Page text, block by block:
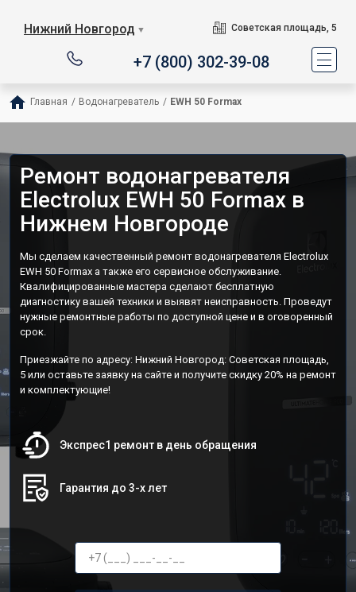
Нижний Новгород ▼ Советская площадь, 5
+7 (800) 302-39-08
Главная / Водонагреватель / EWH 50 Formax
Ремонт водонагревателя
Electrolux EWH 50 Formax в
Нижнем Новгороде
Мы сделаем качественный ремонт водонагревателя Electrolux
EWH 50 Formax а также его сервисное обслуживание.
Квалифицированные мастера сделают бесплатную
диагностику вашей техники и выявят неисправность. Проведут
нужные ремонтные работы по доступной цене и в оговоренный
срок.
Приезжайте по адресу: Нижний Новгород: Советская площадь,
5 или оставьте заявку на сайте и получите скидку 20% на ремонт
и комплектующие!
Экспрес1 ремонт в день обращения
Гарантия до 3-х лет